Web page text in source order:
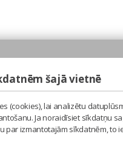
šajā vietnē
(cookies), lai analizētu
Ja noraidīsiet sīkdatņu
par izmantotajām sīkdatnēm,